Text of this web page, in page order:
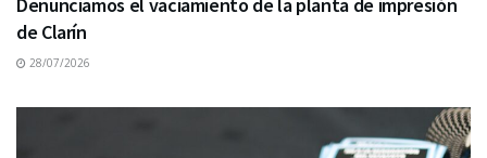
de Clarín
28/07/2026